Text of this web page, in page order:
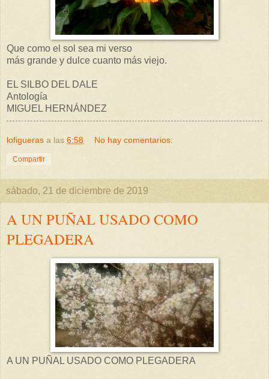
Que como el sol sea mi verso
más grande y dulce cuanto más viejo.
EL SILBO DEL DALE
Antología
MIGUEL HERNÁNDEZ
lofigueras a las 6:58 No hay comentarios:
Compartir
sábado, 21 de diciembre de 2019
A UN PUÑAL USADO COMO
PLEGADERA
A UN PUÑAL USADO COMO PLEGADERA